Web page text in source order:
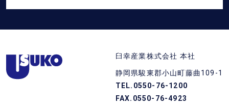
す
に
(フ
ー
ダ
県
臼幸産業株式会社 本社
静岡県駿東郡小山町藤曲109-1
TEL.0550-76-1200
FAX.0550-76-4923